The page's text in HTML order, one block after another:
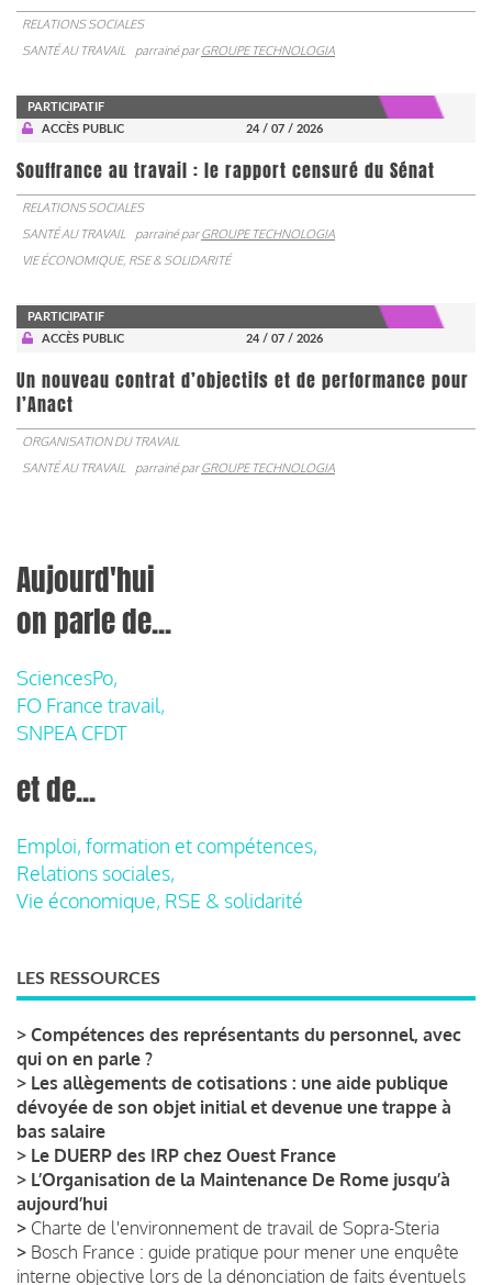
RELATIONS SOCIALES
SANTÉ AU TRAVAIL
parrainé parGROUPE TECHNOLOGIA
PARTICIPATIF
ACCÈS PUBLIC
24 / 07 / 2026
Souffrance au travail : le rapport censuré du Sénat
RELATIONS SOCIALES
SANTÉ AU TRAVAIL
parrainé parGROUPE TECHNOLOGIA
VIE ÉCONOMIQUE, RSE & SOLIDARITÉ
PARTICIPATIF
ACCÈS PUBLIC
24 / 07 / 2026
Un nouveau contrat d’objectifs et de performance pour
l’Anact
ORGANISATION DU TRAVAIL
SANTÉ AU TRAVAIL
parrainé parGROUPE TECHNOLOGIA
Aujourd'hui
on parle de...
SciencesPo,
FO France travail,
SNPEA CFDT
et de...
Emploi, formation et compétences,
Relations sociales,
Vie économique, RSE & solidarité
LES RESSOURCES
> Compétences des représentants du personnel, avec
qui on en parle ?
> Les allègements de cotisations : une aide publique
dévoyée de son objet initial et devenue une trappe à
bas salaire
> Le DUERP des IRP chez Ouest France
> L’Organisation de la Maintenance De Rome jusqu’à
aujourd’hui
> Charte de l'environnement de travail de Sopra-Steria
> Bosch France : guide pratique pour mener une enquête
interne objective lors de la dénonciation de faits éventuels